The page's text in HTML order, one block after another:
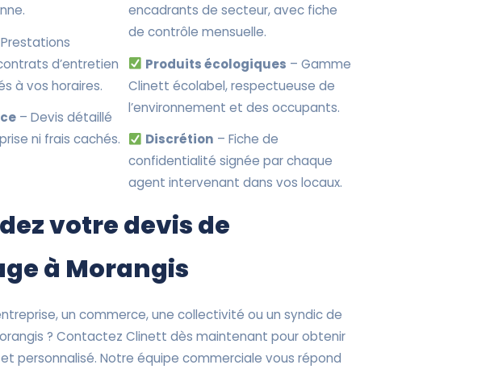
d’entretien
à vos horaires.
– Devis détaillé
ni frais cachés.
encadrants de secteur, avec fiche
de contrôle mensuelle.
Produits écologiques – Gamme
Clinett écolabel, respectueuse de
l’environnement et des occupants.
Discrétion – Fiche de
confidentialité signée par chaque
agent intervenant dans vos locaux.
votre devis de
à Morangis
un commerce, une collectivité ou un syndic de
? Contactez Clinett dès maintenant pour obtenir
personnalisé. Notre équipe commerciale vous répond